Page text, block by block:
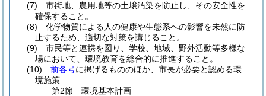
(7)
市街地、農用地等の土壌汚染を防止し、その安全性を
確保すること。
(8)
化学物質による人の健康や生態系への影響を未然に防
止するため、適切な対策を講じること。
(9)
市民等と連携を図り、学校、地域、野外活動等多様な
場において、環境教育を総合的に推進すること。
(10)
前各号に掲げるもののほか、市長が必要と認める環
境施策
第2節
環境基本計画